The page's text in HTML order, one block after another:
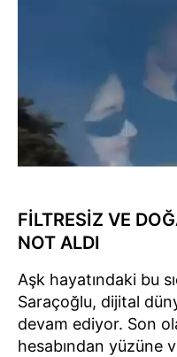
FİLTRESİZ VE
NOT ALDI
Aşk hayatındaki bu
Saraçoğlu, dijital
devam ediyor. Son
hesabından yüzüne